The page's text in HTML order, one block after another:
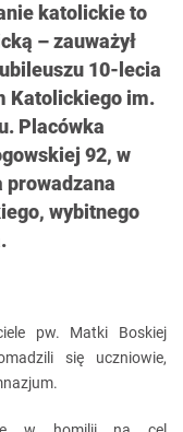
katolickie to
– zauważył
10-lecia
Katolickiego im.
Placówka
92, w
prowadzana
wybitnego
pw. Matki Boskiej
się uczniowie,